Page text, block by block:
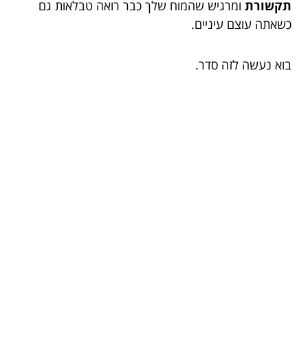
תקשורת ומרגיש שהמוח שלך כבר רואה טבלאות גם
כשאתה עוצם עיניים.
בוא נעשה לזה סדר.